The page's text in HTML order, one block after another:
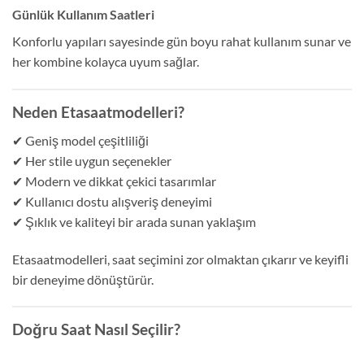
Günlük Kullanım Saatleri
Konforlu yapıları sayesinde gün boyu rahat kullanım sunar ve
her kombine kolayca uyum sağlar.
Neden Etasaatmodelleri?
✔ Geniş model çeşitliliği
✔ Her stile uygun seçenekler
✔ Modern ve dikkat çekici tasarımlar
✔ Kullanıcı dostu alışveriş deneyimi
✔ Şıklık ve kaliteyi bir arada sunan yaklaşım
Etasaatmodelleri, saat seçimini zor olmaktan çıkarır ve keyifli
bir deneyime dönüştürür.
Doğru Saat Nasıl Seçilir?